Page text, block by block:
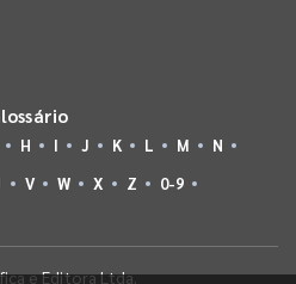
H I J K L M
N
V W X Z 0-9
e Editora Ltda.